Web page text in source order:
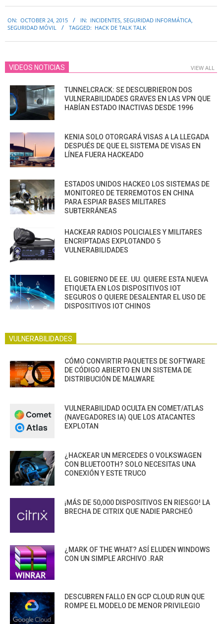
10-
ON: OCTOBER 24, 2015 IN: INCIDENTES, SEGURIDAD INFORMÁTICA,
SEGURIDAD MÓVIL
TAGGED: HACK DE TALK TALK
VIDEOS NOTICIAS VIEW ALL
TUNNELCRACK: SE DESCUBRIERON DOS
VULNERABILIDADES GRAVES EN LAS VPN QUE
HABÍAN ESTADO INACTIVAS DESDE 1996
KENIA SOLO OTORGARÁ VISAS A LA LLEGADA
DESPUÉS DE QUE EL SISTEMA DE VISAS EN
LÍNEA FUERA HACKEADO
ESTADOS UNIDOS HACKEO LOS SISTEMAS DE
MONITOREO DE TERREMOTOS EN CHINA
PARA ESPIAR BASES MILITARES
SUBTERRÁNEAS
HACKEAR RADIOS POLICIALES Y MILITARES
ENCRIPTADAS EXPLOTANDO 5
VULNERABILIDADES
EL GOBIERNO DE EE. UU. QUIERE ESTA NUEVA
ETIQUETA EN LOS DISPOSITIVOS IOT
SEGUROS O QUIERE DESALENTAR EL USO DE
DISPOSITIVOS IOT CHINOS
VULNERABILIDADES
CÓMO CONVIRTIR PAQUETES DE SOFTWARE
DE CÓDIGO ABIERTO EN UN SISTEMA DE
DISTRIBUCIÓN DE MALWARE
VULNERABILIDAD OCULTA EN COMET/ATLAS
(NAVEGADORES IA) QUE LOS ATACANTES
EXPLOTAN
¿HACKEAR UN MERCEDES O VOLKSWAGEN
CON BLUETOOTH? SOLO NECESITAS UNA
CONEXIÓN Y ESTE TRUCO
¡MÁS DE 50,000 DISPOSITIVOS EN RIESGO! LA
BRECHA DE CITRIX QUE NADIE PARCHEÓ
¿MARK OF THE WHAT? ASÍ ELUDEN WINDOWS
CON UN SIMPLE ARCHIVO .RAR
DESCUBREN FALLO EN GCP CLOUD RUN QUE
ROMPE EL MODELO DE MENOR PRIVILEGIO